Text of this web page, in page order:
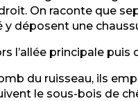
On raconte que
déposent une
l’allée principale puis
du ruisseau, ils
le sous-bois de